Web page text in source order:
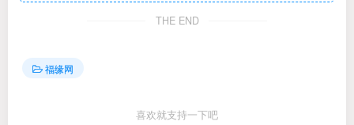
THE END
福缘网
喜欢就支持一下吧